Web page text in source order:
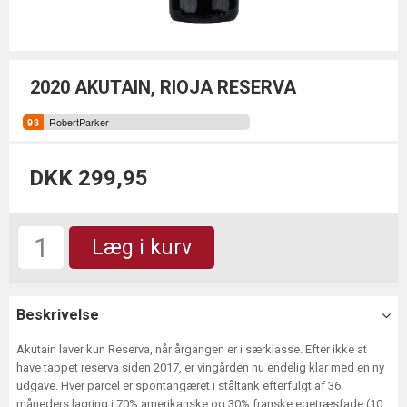
2020 AKUTAIN, RIOJA RESERVA
RobertParker
DKK 299,95
Læg i kurv
Beskrivelse
Akutain laver kun Reserva, når årgangen er i særklasse. Efter ikke at
have tappet reserva siden 2017, er vingården nu endelig klar med en ny
udgave. Hver parcel er spontangæret i ståltank efterfulgt af 36
måneders lagring i 70% amerikanske og 30% franske egetræsfade (10